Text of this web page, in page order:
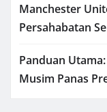
Manchester
Persahabatan
Panduan
Musim Panas